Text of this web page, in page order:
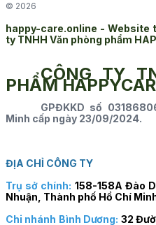
© 2026
happy-care.online - Website
ty TNHH Văn phòng phẩm
CÔNG TY
PHẨM
GPĐKKD số
Minh cấp ngày 23/09/2024.
ĐỊA CHỈ CÔNG TY
Trụ sở chính: 158-158A Đào
Nhuận, Thành phố Hồ Chí
Chi nhánh Bình Dương: 32